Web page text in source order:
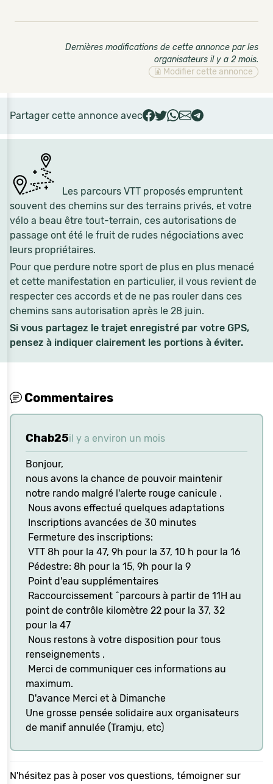
Les parcours VTT proposés empruntent
souvent des chemins sur des terrains privés, et votre
vélo a beau être tout-terrain, ces autorisations de
passage ont été le fruit de rudes négociations avec
leurs propriétaires.
Pour que perdure notre sport de plus en plus menacé
et cette manifestation en particulier, il vous revient de
respecter ces accords et de ne pas rouler dans ces
chemins sans autorisation après le 28 juin.
Si vous partagez le trajet enregistré par votre GPS,
pensez à indiquer clairement les portions à éviter.
Dernières modifications de cette annonce par les
organisateurs il y a 2 mois.
Modifier cette annonce
Partager cette annonce avec
Commentaires
Chab25il y a environ un mois
Bonjour,
nous avons la chance de pouvoir maintenir
notre rando malgré l'alerte rouge canicule .
Nous avons effectué quelques adaptations
Inscriptions avancées de 30 minutes
Fermeture des inscriptions:
VTT 8h pour la 47, 9h pour la 37, 10 h pour la 16
Pédestre: 8h pour la 15, 9h pour la 9
Point d'eau supplémentaires
Raccourcissement ^parcours à partir de 11H au
point de contrôle kilomètre 22 pour la 37, 32
pour la 47
Nous restons à votre disposition pour tous
renseignements .
Merci de communiquer ces informations au
maximum.
D'avance Merci et à Dimanche
Une grosse pensée solidaire aux organisateurs
de manif annulée (Tramju, etc)
N'hésitez pas à poser vos questions, témoigner sur